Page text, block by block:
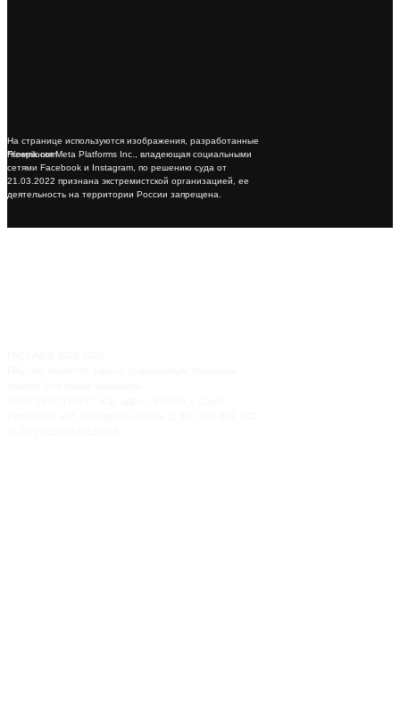
*Компания Meta Platforms Inc., владеющая социальными
сетями Facebook и Instagram, по решению суда от
21.03.2022 признана экстремистской организацией, ее
деятельность на территории России запрещена.
На странице используются изображения, разработанные
Freepik.com